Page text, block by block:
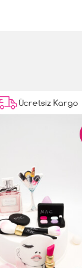
Ücretsiz Kargo